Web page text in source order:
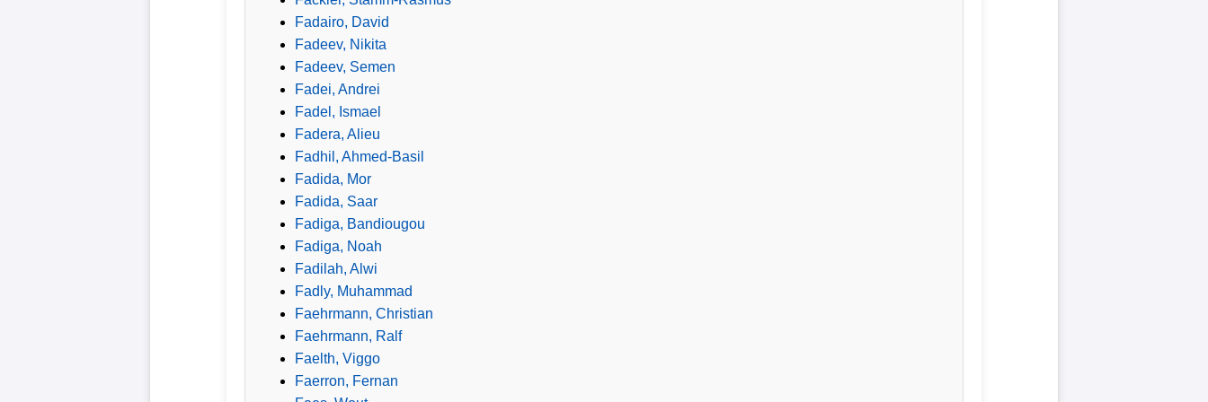
Fadairo, David
Fadeev, Nikita
Fadeev, Semen
Fadei, Andrei
Fadel, Ismael
Fadera, Alieu
Fadhil, Ahmed-Basil
Fadida, Mor
Fadida, Saar
Fadiga, Bandiougou
Fadiga, Noah
Fadilah, Alwi
Fadly, Muhammad
Faehrmann, Christian
Faehrmann, Ralf
Faelth, Viggo
Faerron, Fernan